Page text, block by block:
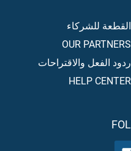
القطعة للشركاء
OUR PARTNERS
ردود الفعل والاقتراحات
HELP CENTER